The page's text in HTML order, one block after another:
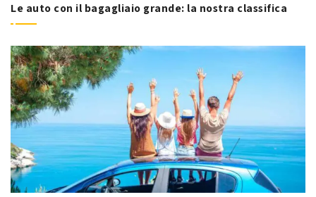
Le auto con il bagagliaio grande: la nostra classifica